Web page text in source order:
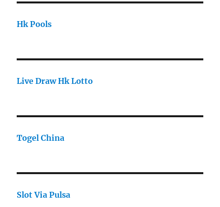
Hk Pools
Live Draw Hk Lotto
Togel China
Slot Via Pulsa